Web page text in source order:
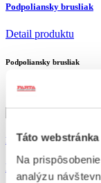
Táto
Na
analýzu
Podpoliansky brusliak
Detail produktu
Podpoliansky brusliak
70€
Pracovný kroj Horná
Detail produktu